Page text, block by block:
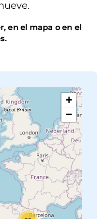
en el mapa o en el
+
−